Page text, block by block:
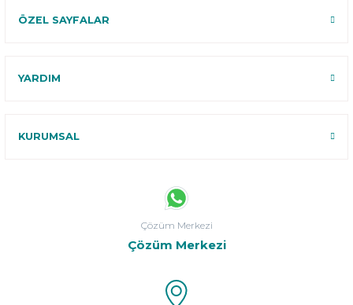
ÖZEL SAYFALAR
YARDIM
KURUMSAL
Çözüm Merkezi
Çözüm Merkezi